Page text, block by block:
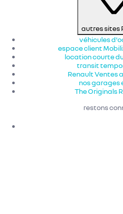
autres sites
véhicules
espace client
location courte
transit
Renault Ventes
nos garages
The Originals
restons